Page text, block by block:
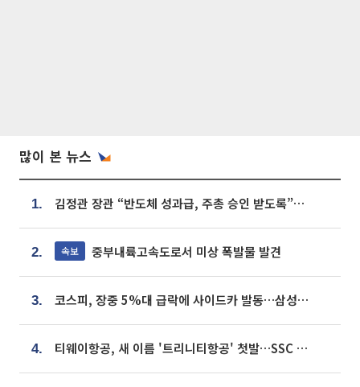
많이 본 뉴스
1. 김정관 장관 “반도체 성과급, 주총 승인 받도록”…상법·자본시장법 개정 시사
2. 속보 중부내륙고속도로서 미상 폭발물 발견
3. 코스피, 장중 5%대 급락에 사이드카 발동…삼성·SK 동반 폭락
4. 티웨이항공, 새 이름 '트리니티항공' 첫발…SSC 전략 본격화